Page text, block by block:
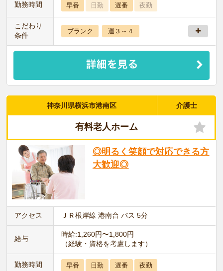
勤務時間 早番 日勤 遅番 夜勤
こだわり
条件
ブランク 週３～４
神奈川県横浜市港南区 介護士
有料老人ホーム
◎明るく笑顔で対応できる方
大歓迎◎
アクセス ＪＲ根岸線 港南台 バス 5分
給与
時給:1,260円〜1,800円
（経験・資格を考慮します）
勤務時間 早番 日勤 遅番 夜勤